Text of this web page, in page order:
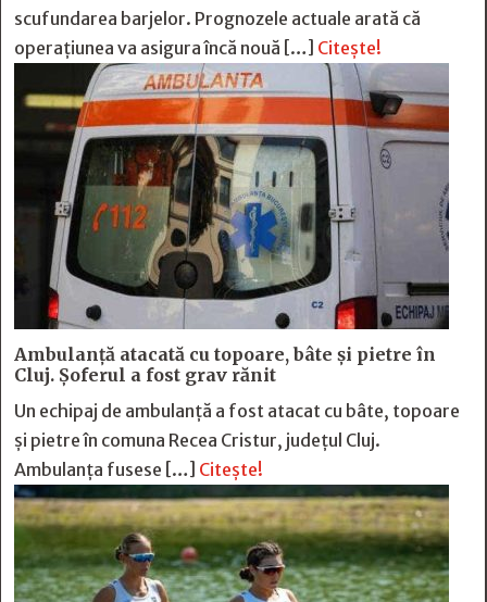
scufundarea barjelor. Prognozele actuale arată că
operațiunea va asigura încă nouă […] Citește!
Ambulanță atacată cu topoare, bâte și pietre în
Cluj. Șoferul a fost grav rănit
Un echipaj de ambulanță a fost atacat cu bâte, topoare
și pietre în comuna Recea Cristur, județul Cluj.
Ambulanța fusese […] Citește!